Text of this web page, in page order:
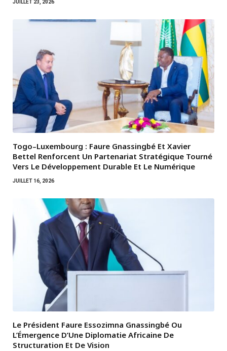
JUILLET 23, 2026
Togo–Luxembourg : Faure Gnassingbé Et Xavier
Bettel Renforcent Un Partenariat Stratégique Tourné
Vers Le Développement Durable Et Le Numérique
JUILLET 16, 2026
Le Président Faure Essozimna Gnassingbé Ou
L’Émergence D’Une Diplomatie Africaine De
Structuration Et De Vision